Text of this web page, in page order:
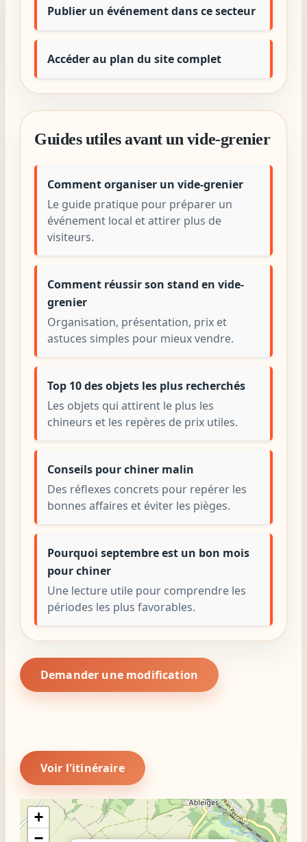
Publier un événement dans ce secteur
Accéder au plan du site complet
Guides utiles avant un vide-grenier
Comment organiser un vide-grenier
Le guide pratique pour préparer un
événement local et attirer plus de
visiteurs.
Comment réussir son stand en vide-
grenier
Organisation, présentation, prix et
astuces simples pour mieux vendre.
Top 10 des objets les plus recherchés
Les objets qui attirent le plus les
chineurs et les repères de prix utiles.
Conseils pour chiner malin
Des réflexes concrets pour repérer les
bonnes affaires et éviter les pièges.
Pourquoi septembre est un bon mois
pour chiner
Une lecture utile pour comprendre les
périodes les plus favorables.
Demander une modification
Voir l'itinéraire
+
−